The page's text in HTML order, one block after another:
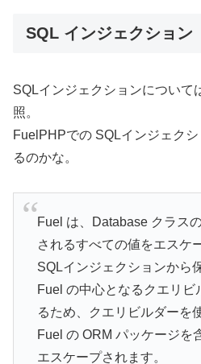
SQL インジェクション
SQLインジェクションについて
照。
FuelPHPでの SQLインジェク
るのかな。
Fuel は、Database クラス
されるすべての値をエスケ
SQLインジェクションから
Fuel の中心となるクエリビ
るため、クエリビルダーを
Fuel の ORM パッケージを
エスケープされます。